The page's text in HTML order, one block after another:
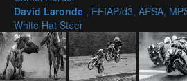
David Laronde , EFIAP/d3, APSA,
White Hat Steer